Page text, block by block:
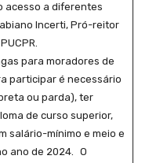
acesso a diferentes
Incerti, Pró-reitor
para moradores de
participar é necessário
ou parda), ter
de curso superior,
salário-mínimo e meio e
ano de 2024. O